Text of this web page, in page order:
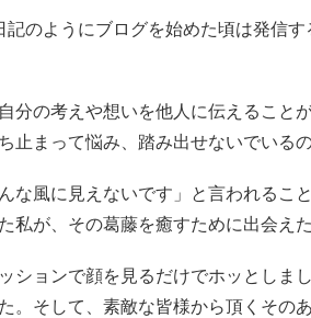
記のようにブログを始めた頃は発信
分の考えや想いを他人に伝えること
止まって悩み、踏み出せないでいる
んな風に見えないです」と言われる
私が、その葛藤を癒すために出会え
ションで顔を見るだけでホッとしま
。そして、素敵な皆様から頂くその